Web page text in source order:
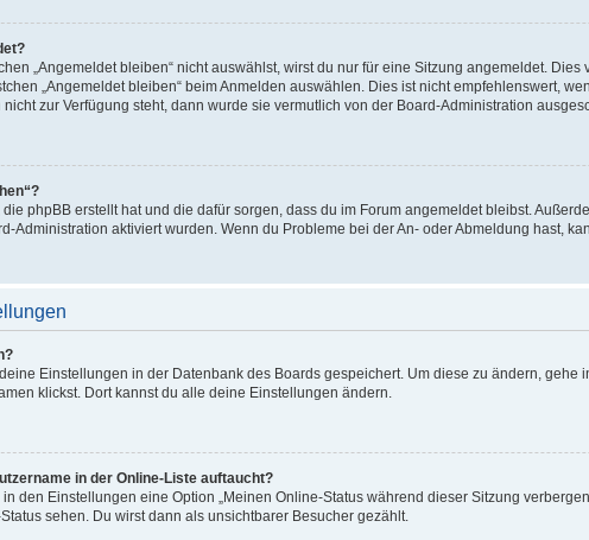
„Angemeldet bleiben“ nicht auswählst, wirst du nur für eine Sitzung angemeldet.
„Angemeldet bleiben“ beim Anmelden auswählen. Dies ist nicht empfehlenswert,
zur Verfügung steht, dann wurde sie vermutlich von der Board-Administration
phpBB erstellt hat und die dafür sorgen, dass du im Forum angemeldet bleibst.
Administration aktiviert wurden. Wenn du Probleme bei der An- oder Abmeldung hast,
Einstellungen in der Datenbank des Boards gespeichert. Um diese zu ändern, gehe
klickst. Dort kannst du alle deine Einstellungen ändern.
in der Online-Liste auftaucht?
den Einstellungen eine Option „Meinen Online-Status während dieser Sitzung
sehen. Du wirst dann als unsichtbarer Besucher gezählt.